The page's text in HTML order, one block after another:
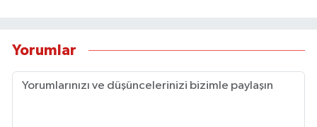
Yorumlar